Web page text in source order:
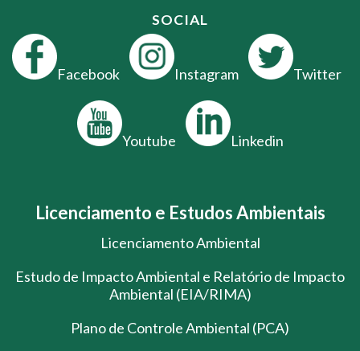
SOCIAL
Facebook Instagram Twitter
Youtube Linkedin
Licenciamento e Estudos Ambientais
Licenciamento Ambiental
Estudo de Impacto Ambiental e Relatório de Impacto
Ambiental (EIA/RIMA)
Plano de Controle Ambiental (PCA)